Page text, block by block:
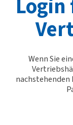
Wenn Sie
nachstehenden